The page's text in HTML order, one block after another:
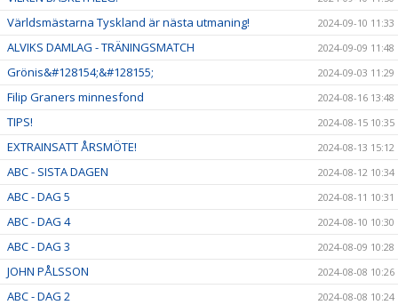
Världsmästarna Tyskland är nästa utmaning! 2024-09-10 11:33
ALVIKS DAMLAG - TRÄNINGSMATCH 2024-09-09 11:48
Grönis&#128154;&#128155; 2024-09-03 11:29
Filip Graners minnesfond 2024-08-16 13:48
TIPS! 2024-08-15 10:35
EXTRAINSATT ÅRSMÖTE! 2024-08-13 15:12
ABC - SISTA DAGEN 2024-08-12 10:34
ABC - DAG 5 2024-08-11 10:31
ABC - DAG 4 2024-08-10 10:30
ABC - DAG 3 2024-08-09 10:28
JOHN PÅLSSON 2024-08-08 10:26
ABC - DAG 2 2024-08-08 10:24